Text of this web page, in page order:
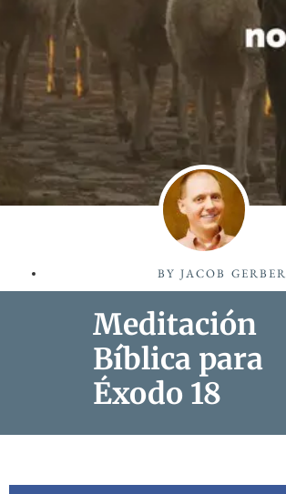
BY JACOB GERBER
Meditación
Bíblica para
Éxodo 18